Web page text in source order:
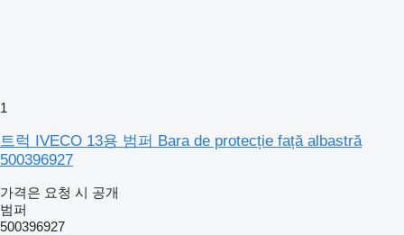
1
트럭 IVECO 13용 범퍼 Bara de protecție față albastră
500396927
가격은 요청 시 공개
범퍼
500396927